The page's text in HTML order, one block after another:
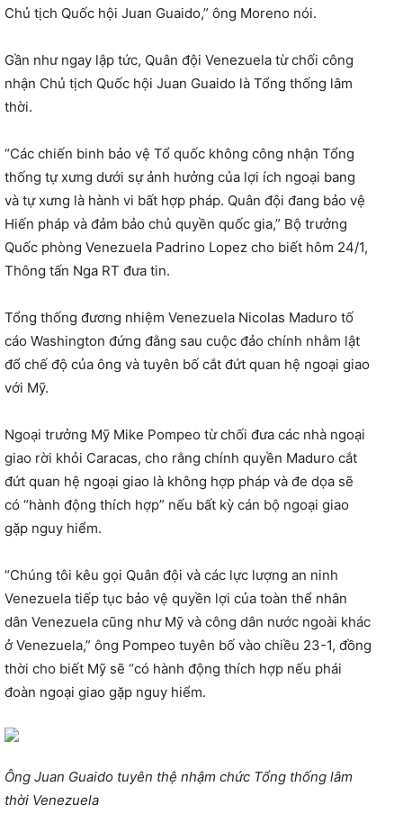
Chủ tịch Quốc hội Juan Guaido,” ông Moreno nói.
Gần như ngay lập tức, Quân đội Venezuela từ chối công
nhận Chủ tịch Quốc hội Juan Guaido là Tổng thống lâm
thời.
“Các chiến binh bảo vệ Tổ quốc không công nhận Tổng
thống tự xưng dưới sự ảnh hưởng của lợi ích ngoại bang
và tự xưng là hành vi bất hợp pháp. Quân đội đang bảo vệ
Hiến pháp và đảm bảo chủ quyền quốc gia,” Bộ trưởng
Quốc phòng Venezuela Padrino Lopez cho biết hôm 24/1,
Thông tấn Nga RT đưa tin.
Tổng thống đương nhiệm Venezuela Nicolas Maduro tố
cáo Washington đứng đằng sau cuộc đảo chính nhằm lật
đổ chế độ của ông và tuyên bố cắt đứt quan hệ ngoại giao
với Mỹ.
Ngoại trưởng Mỹ Mike Pompeo từ chối đưa các nhà ngoại
giao rời khỏi Caracas, cho rằng chính quyền Maduro cắt
đứt quan hệ ngoại giao là không hợp pháp và đe dọa sẽ
có “hành động thích hợp” nếu bất kỳ cán bộ ngoại giao
gặp nguy hiểm.
“Chúng tôi kêu gọi Quân đội và các lực lượng an ninh
Venezuela tiếp tục bảo vệ quyền lợi của toàn thể nhân
dân Venezuela cũng như Mỹ và công dân nước ngoài khác
ở Venezuela,” ông Pompeo tuyên bố vào chiều 23-1, đồng
thời cho biết Mỹ sẽ “có hành động thích hợp nếu phái
đoàn ngoại giao gặp nguy hiểm.
Ông Juan Guaido tuyên thệ nhậm chức Tổng thống lâm
thời Venezuela